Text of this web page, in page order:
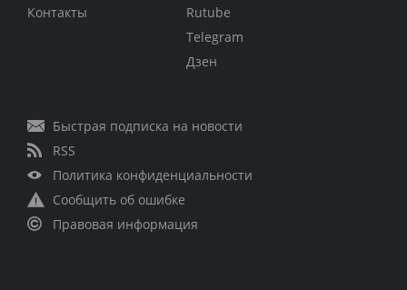
Контакты
Rutube
Telegram
Дзен
Быстрая подписка на новости
RSS
Политика конфиденциальности
Сообщить об ошибке
Правовая информация